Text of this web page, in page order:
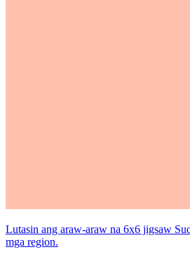
Lutasin ang araw-araw na 6x6 jigsaw
mga region.